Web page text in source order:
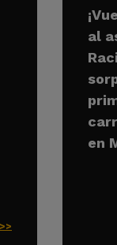
al
en